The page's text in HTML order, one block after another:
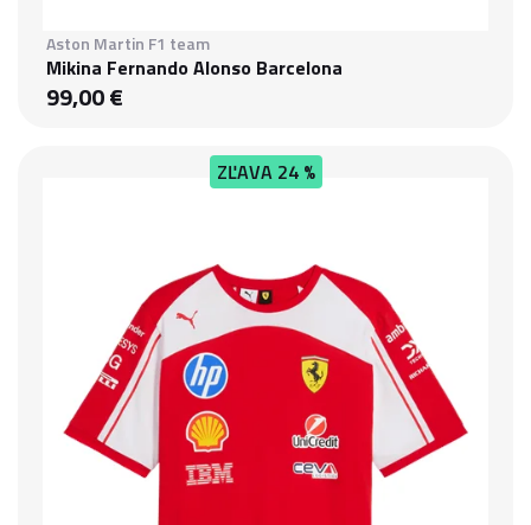
Aston Martin F1 team
Mikina Fernando Alonso Barcelona
99,00 €
ZĽAVA24 %